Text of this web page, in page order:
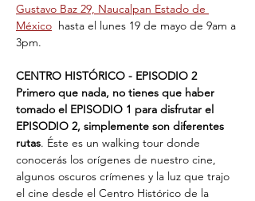
Gustavo Baz 29, Naucalpan Estado de
México hasta el lunes 19 de mayo de 9am a
3pm.
CENTRO HISTÓRICO - EPISODIO 2
Primero que nada, no tienes que haber
tomado el EPISODIO 1 para disfrutar el
EPISODIO 2, simplemente son diferentes
rutas. Éste es un walking tour donde
conocerás los orígenes de nuestro cine,
algunos oscuros crímenes y la luz que trajo
el cine desde el Centro Histórico de la